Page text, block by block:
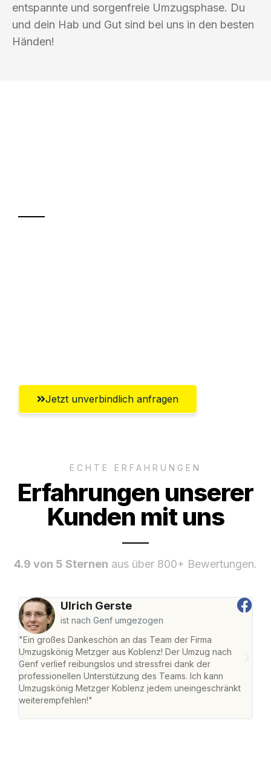
entspannte und sorgenfreie Umzugsphase. Du
und dein Hab und Gut sind bei uns in den besten
Händen!
Jetzt unverbindlich anfragen
ECHTE ERFAHRUNGEN
Erfahrungen unserer
Kunden mit uns
4.9 von 5 Sternen aus über 800+ Bewertungen.
Ulrich Gerste
ist nach Genf umgezogen
"Ein großes Dankeschön an das Team der Firma
Umzugskönig Metzger aus Koblenz! Der Umzug nach
Genf verlief reibungslos und stressfrei dank der
professionellen Unterstützung des Teams. Ich kann
Umzugskönig Metzger Koblenz jedem uneingeschränkt
weiterempfehlen!"